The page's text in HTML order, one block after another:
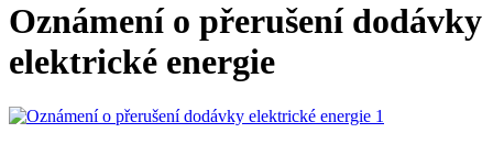
Oznámení o přerušení dodávky
elektrické energie